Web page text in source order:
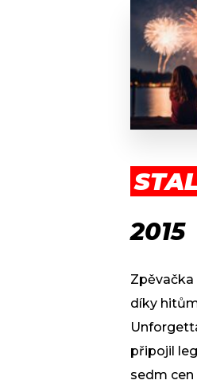
2015
Zpěvačka
díky
připojil
sedm cen